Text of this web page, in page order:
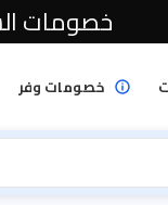
خصومات وفر
خصومات